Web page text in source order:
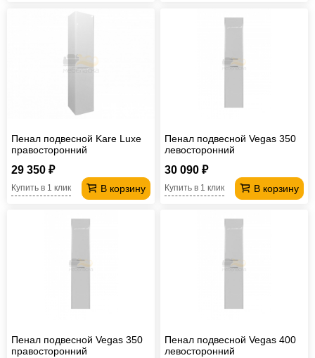
Пенал подвесной Kare Luxe
правосторонний
29 350 ₽
В корзину
Купить в 1 клик
Пенал подвесной Vegas 350
левосторонний
30 090 ₽
В корзину
Купить в 1 клик
Пенал подвесной Vegas 350
правосторонний
Пенал подвесной Vegas 400
левосторонний